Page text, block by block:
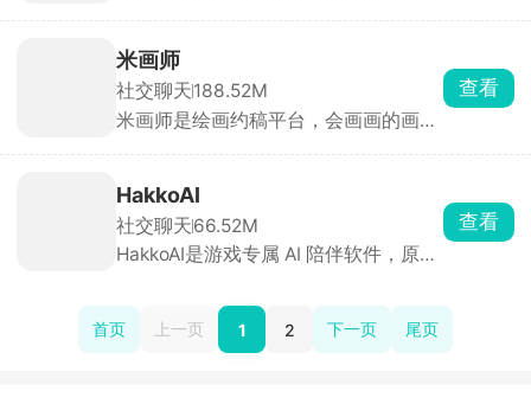
恐懒得维持社交、没空打理线上人脉的
时候，分身帮忙互动，遇到聊得来的人
软件再通知你亲自接手深聊，既能维持
社交存在感，又不用自己耗精力刷社交
米画师
社交聊天188.52M
米画师是绘画约稿平台，会画画的画师
想要约稿的普通人、工作室，直接挑画
师或者发需求找画师定制画作。平台全
款担保托管稿费，分草稿、线稿、上色
分段验收，彻底杜绝甲方跑单、画师拖
查看
HakkoAI
社交聊天66.52M
HakkoAI是游戏专属 AI 陪伴软件，原
给配队、刷图攻略，打赢会主动语音夸
你，输了还会暖心安慰。专门适配米哈
查看
首页 上一页 1 2 下一页 尾页